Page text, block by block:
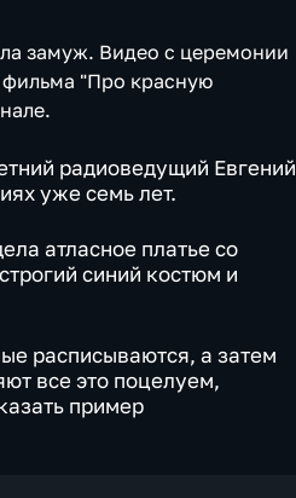
замуж. Видео с церемонии
фильма "Про красную
радиоведущий Евгений
уже семь лет.
атласное платье со
синий костюм и
расписываются, а затем
все это поцелуем,
пример